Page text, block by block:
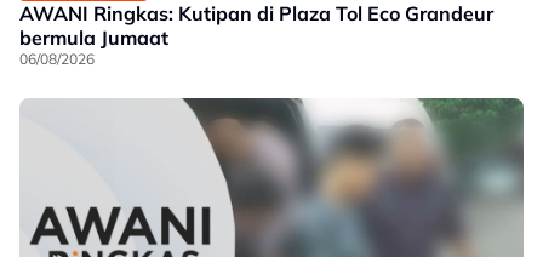
AWANI Ringkas: Kutipan di Plaza Tol Eco Grandeur
bermula Jumaat
06/08/2026